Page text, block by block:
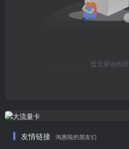
暂无评论内容
友情链接 淘惠啦的朋友们